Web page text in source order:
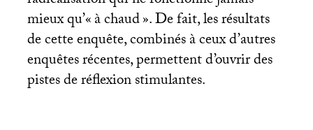
mieux qu’«à chaud». De fait, les résultats
de cette enquête, combinés à ceux d’autres
enquêtes récentes, permettent d’ouvrir des
pistes de réflexion stimulantes.